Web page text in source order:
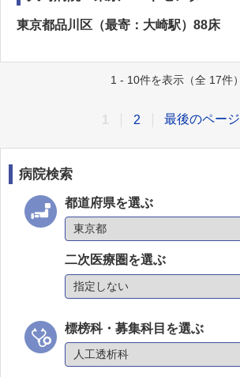
東京都品川区（最寄：大崎駅）88床
1 - 10件を表示（全 17件）
2 最後のページ
病院検索
都道府県を選ぶ
二次医療圏を選ぶ
標榜科・募集科目を選ぶ